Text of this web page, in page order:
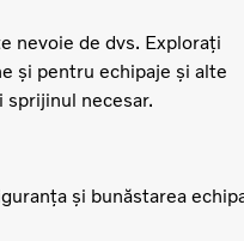
nevoie de dvs. Explorați
și pentru echipaje și alte
sprijinul necesar.
și bunăstarea